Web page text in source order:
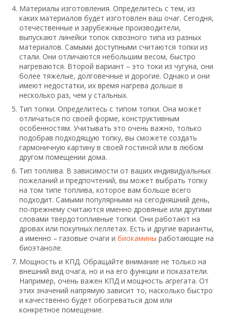
Материалы изготовления. Определитесь с тем, из
каких материалов будет изготовлен ваш очаг. Сегодня,
отечественные и зарубежные производители,
выпускают линейки топок сквозного типа из разных
материалов. Самыми доступными считаются топки из
стали. Они отличаются небольшим весом, быстро
нагреваются. Второй вариант – это токи из чугуна, они
более тяжелые, долговечные и дорогие. Однако и они
имеют недостатки, их время нагрева дольше в
несколько раз, чем у стальных.
Тип топки. Определитесь с типом топки. Она может
отличаться по своей форме, конструктивным
особенностям. Учитывать это очень важно, только
подобрав подходящую топку, вы сможете создать
гармоничную картину в своей гостиной или в любом
другом помещении дома.
Тип топлива. В зависимости от ваших индивидуальных
пожеланий и предпочтений, вы может выбрать топку
на том типе топлива, которое вам больше всего
подходит. Самыми популярными на сегодняшний день,
по-прежнему считаются именно дровяные или другими
словами твердотопливные топки. Они работают на
дровах или покупных пеллетах. Есть и другие варианты,
а именно – газовые очаги и биокамины работающие на
биоэтаноле.
Мощность и КПД. Обращайте внимание не только на
внешний вид очага, но и на его функции и показатели.
Например, очень важен КПД и мощность агрегата. От
этих значений напрямую зависит то, насколько быстро
и качественно будет обогреваться дом или
конкретное помещение.